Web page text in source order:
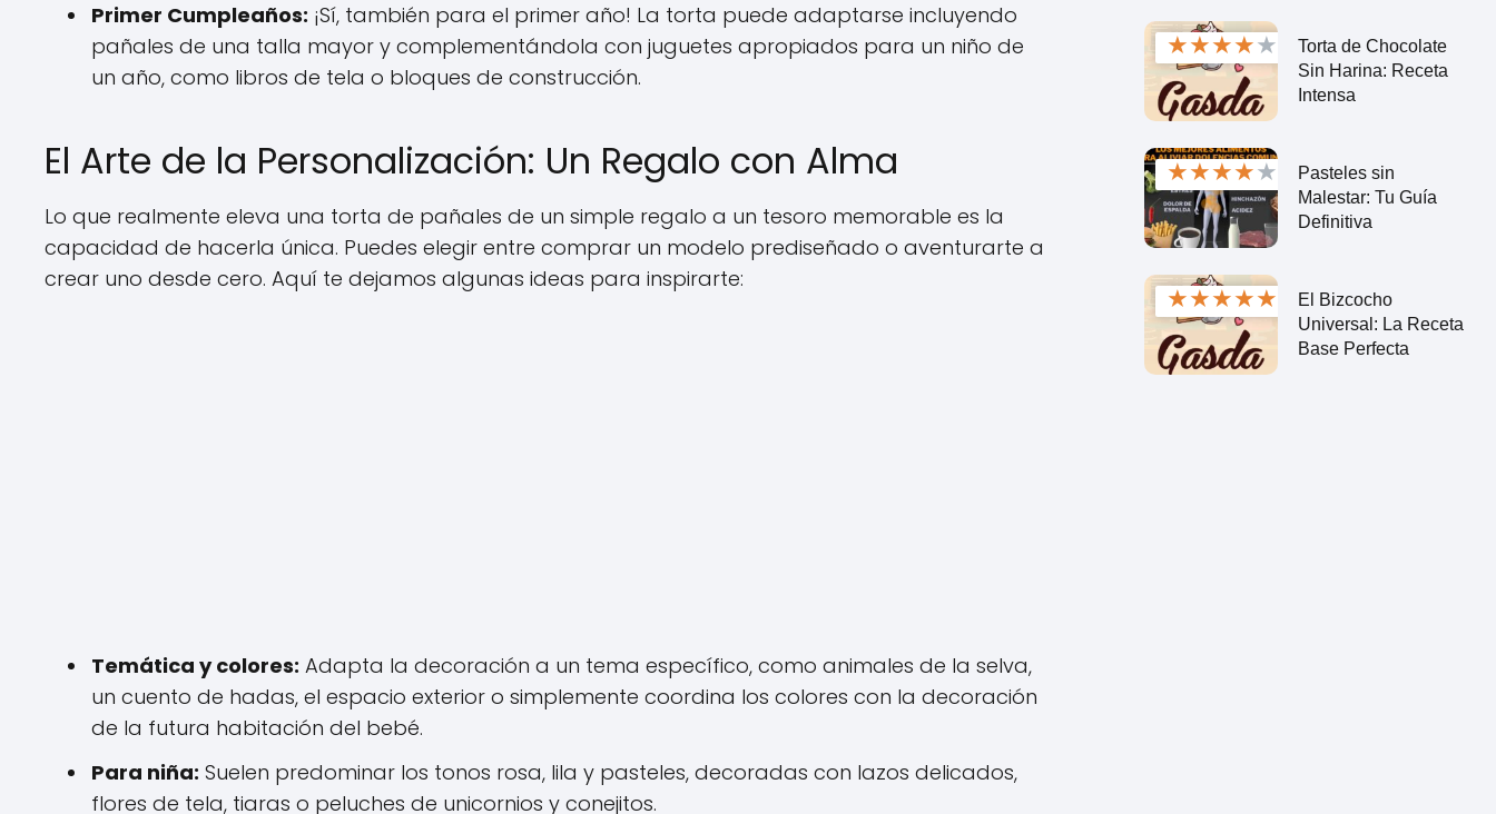
Primer Cumpleaños: ¡Sí, también para el primer año! La torta puede adaptarse incluyendo
pañales de una talla mayor y complementándola con juguetes apropiados para un niño de
un año, como libros de tela o bloques de construcción.
El Arte de la Personalización: Un Regalo con Alma
Lo que realmente eleva una torta de pañales de un simple regalo a un tesoro memorable es la
capacidad de hacerla única. Puedes elegir entre comprar un modelo prediseñado o aventurarte a
crear uno desde cero. Aquí te dejamos algunas ideas para inspirarte:
Temática y colores: Adapta la decoración a un tema específico, como animales de la selva,
un cuento de hadas, el espacio exterior o simplemente coordina los colores con la decoración
de la futura habitación del bebé.
Para niña: Suelen predominar los tonos rosa, lila y pasteles, decoradas con lazos delicados,
flores de tela, tiaras o peluches de unicornios y conejitos.
★★★★★
Torta de Chocolate
Sin Harina: Receta
Intensa
★★★★★
Pasteles sin
Malestar: Tu Guía
Definitiva
★★★★★
El Bizcocho
Universal: La Receta
Base Perfecta